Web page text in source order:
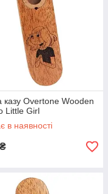
казу Overtone Wooden
Little Girl
в наявності
₴